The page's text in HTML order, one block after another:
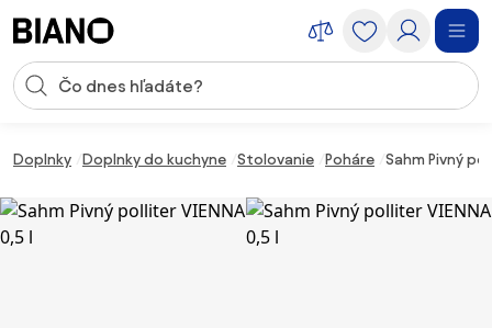
Vstup pre vyhľadávanie
Doplnky Doplnky do kuchyne Stolovanie Poháre Sahm Pivný